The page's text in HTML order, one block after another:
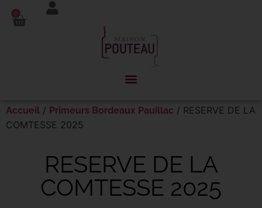
0
Accueil / Primeurs Bordeaux Pauillac / RESERVE DE LA
COMTESSE 2025
RESERVE DE LA
COMTESSE 2025
Panneau de gestion des cookies